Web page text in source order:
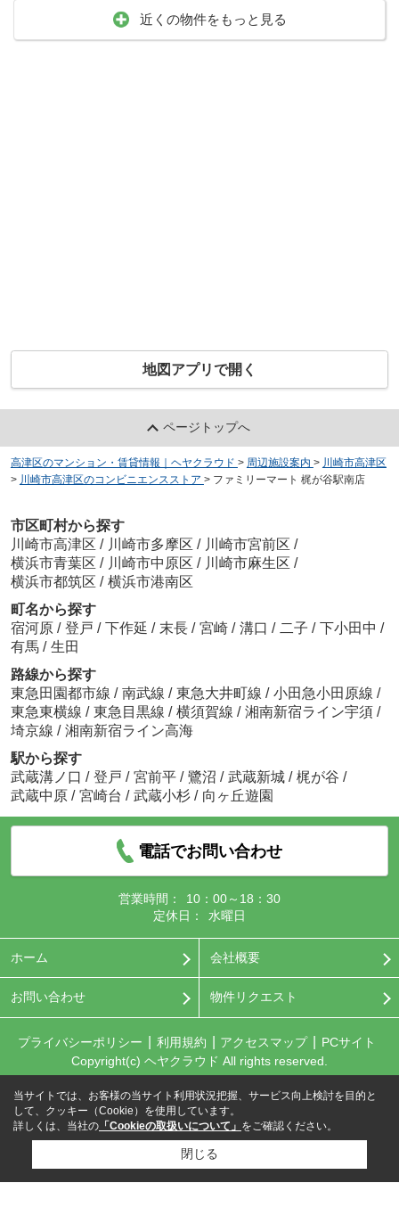
近くの物件をもっと見る
地図アプリで開く
ページトップへ
高津区のマンション・賃貸情報｜ヘヤクラウド > 周辺施設案内 > 川崎市高津区
> 川崎市高津区のコンビニエンスストア > ファミリーマート 梶が谷駅南店
市区町村から探す
川崎市高津区 / 川崎市多摩区 / 川崎市宮前区 /
横浜市青葉区 / 川崎市中原区 / 川崎市麻生区 /
横浜市都筑区 / 横浜市港南区
町名から探す
宿河原 / 登戸 / 下作延 / 末長 / 宮崎 / 溝口 / 二子 / 下小田中 /
有馬 / 生田
路線から探す
東急田園都市線 / 南武線 / 東急大井町線 / 小田急小田原線 /
東急東横線 / 東急目黒線 / 横須賀線 / 湘南新宿ライン宇須 /
埼京線 / 湘南新宿ライン高海
駅から探す
武蔵溝ノ口 / 登戸 / 宮前平 / 鷺沼 / 武蔵新城 / 梶が谷 /
武蔵中原 / 宮崎台 / 武蔵小杉 / 向ヶ丘遊園
電話でお問い合わせ
営業時間：
10：00～18：30
定休日：
水曜日
ホーム 会社概要
お問い合わせ 物件リクエスト
プライバシーポリシー 利用規約 アクセスマップ
PCサイト
Copyright(c) ヘヤクラウド All rights reserved.
当サイトでは、お客様の当サイト利用状況把握、サービス向上検討を目的と
して、クッキー（Cookie）を使用しています。
詳しくは、当社の 「Cookieの取扱いについて」 をご確認ください。
閉じる